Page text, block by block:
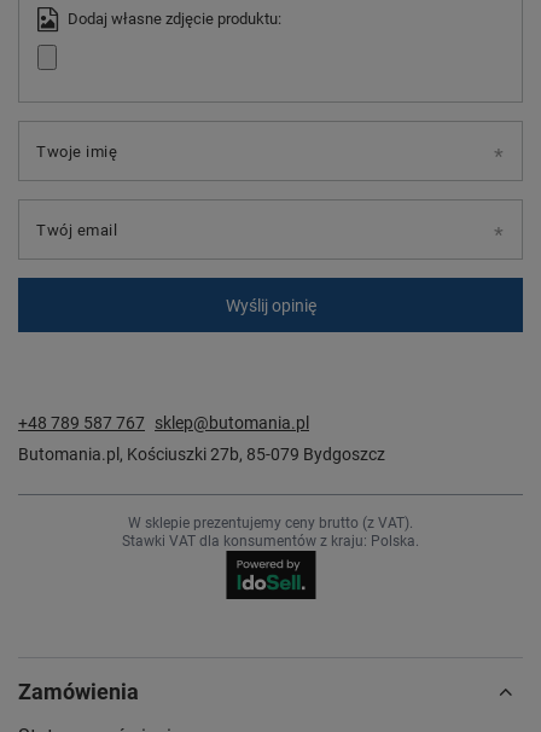
Dodaj własne zdjęcie produktu:
Twoje imię
Twój email
Wyślij opinię
+48 789 587 767 sklep@butomania.pl
Butomania.pl , Kościuszki 27b, 85-079 Bydgoszcz
W sklepie prezentujemy ceny brutto (z VAT).
Stawki VAT dla konsumentów z kraju: Polska.
Zamówienia